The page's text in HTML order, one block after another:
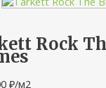
Rock
₽/м2